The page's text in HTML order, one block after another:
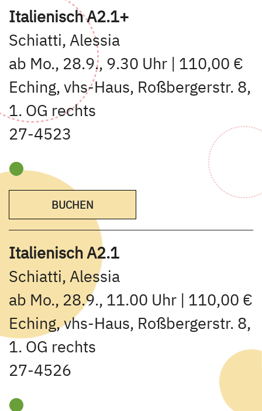
Italienisch A2.1+
Schiatti, Alessia
ab Mo., 28.9., 9.30 Uhr | 110,00 €
Eching, vhs-Haus, Roßbergerstr. 8,
1. OG rechts
27-4523
BUCHEN
Italienisch A2.1
Schiatti, Alessia
ab Mo., 28.9., 11.00 Uhr | 110,00 €
Eching, vhs-Haus, Roßbergerstr. 8,
1. OG rechts
27-4526